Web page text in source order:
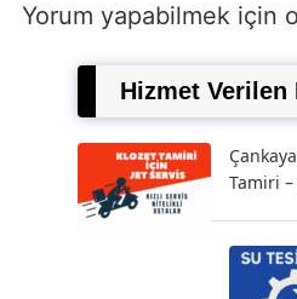
Yorum yapabilmek için
Hizmet Verilen
Tamiri